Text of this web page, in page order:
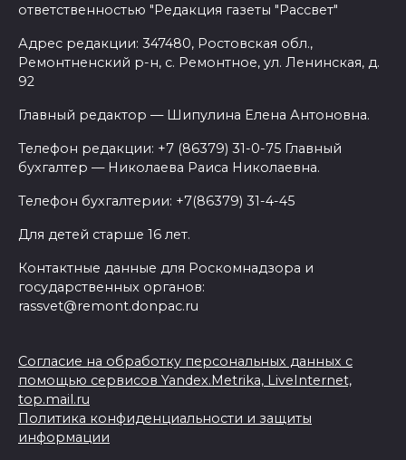
ответственностью "Редакция газеты "Рассвет"
Адрес редакции: 347480, Ростовская обл.,
Ремонтненский р-н, с. Ремонтное, ул. Ленинская, д.
92
Главный редактор — Шипулина Елена Антоновна.
Телефон редакции: +7 (86379) 31-0-75 Главный
бухгалтер — Николаева Раиса Николаевна.
Телефон бухгалтерии: +7(86379) 31-4-45
Для детей старше 16 лет.
Контактные данные для Роскомнадзора и
государственных органов:
rassvet@remont.donpac.ru
Согласие на обработку персональных данных с
помощью сервисов Yandex.Metrika, LiveInternet,
top.mail.ru
Политика конфиденциальности и защиты
информации